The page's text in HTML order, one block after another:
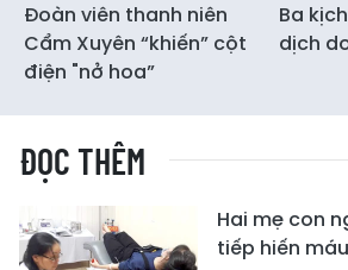
Đoàn viên thanh niên
Cẩm Xuyên “khiến” cột
điện "nở hoa”
Ba
dịch
ĐỌC THÊM
Hai mẹ con
tiếp hiến